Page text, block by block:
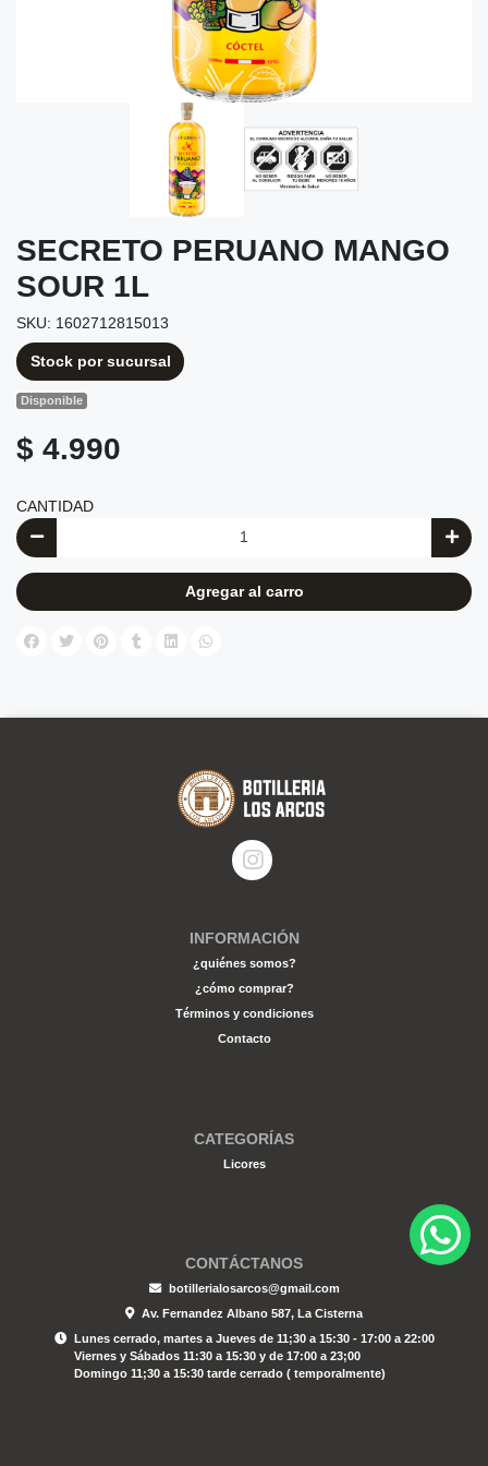
SECRETO PERUANO MANGO
SOUR 1L
SKU: 1602712815013
Stock por sucursal
Disponible
$ 4.990
CANTIDAD
Agregar al carro
INFORMACIÓN
¿quiénes somos?
¿cómo comprar?
Términos y condiciones
Contacto
CATEGORÍAS
Licores
CONTÁCTANOS
botillerialosarcos@gmail.com
Av. Fernandez Albano 587, La Cisterna
Lunes cerrado, martes a Jueves de 11;30 a 15:30 - 17:00 a 22:00
Viernes y Sábados 11:30 a 15:30 y de 17:00 a 23;00
Domingo 11;30 a 15:30 tarde cerrado ( temporalmente)